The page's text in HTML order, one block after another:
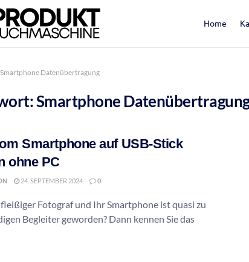
Home
Smartphone Datenübertragung
Smartphone
Smartphone auf USB-Stick
ohne PC
24. SEPTEMBER 2024 0
fleißiger Fotograf und Ihr Smartphone ist quasi zu
Begleiter geworden? Dann kennen Sie das